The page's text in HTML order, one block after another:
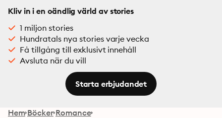
Kliv in i en oändlig värld av stories
1 miljon stories
Hundratals nya stories varje vecka
Få tillgång till exklusivt innehåll
Avsluta när du vill
Starta erbjudandet
Hem Böcker Romance